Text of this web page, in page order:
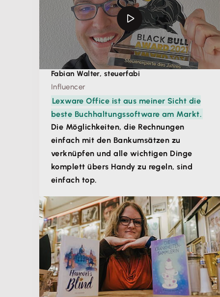
Fabian Walter, steuerfabi
Influencer
Lexware Office ist aus meiner Sicht die
beste Buchhaltungssoftware am Markt.
Die Möglichkeiten, die Rechnungen
einfach mit den Bankumsätzen zu
verknüpfen und alle wichtigen Dinge
komplett übers Handy zu regeln, sind
einfach top.